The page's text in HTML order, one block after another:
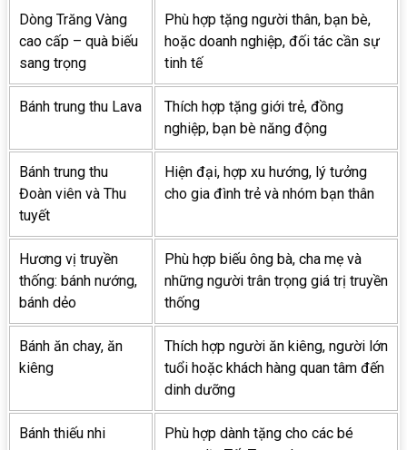
Dòng Trăng Vàng
cao cấp – quà biếu
sang trọng
Phù hợp tặng người thân, bạn bè,
hoặc doanh nghiệp, đối tác cần sự
tinh tế
Bánh trung thu Lava
Thích hợp tặng giới trẻ, đồng
nghiệp, bạn bè năng động
Bánh trung thu
Đoàn viên và Thu
tuyết
Hiện đại, hợp xu hướng, lý tưởng
cho gia đình trẻ và nhóm bạn thân
Hương vị truyền
thống: bánh nướng,
bánh dẻo
Phù hợp biếu ông bà, cha mẹ và
những người trân trọng giá trị truyền
thống
Bánh ăn chay, ăn
kiêng
Thích hợp người ăn kiêng, người lớn
tuổi hoặc khách hàng quan tâm đến
dinh dưỡng
Bánh thiếu nhi
Phù hợp dành tặng cho các bé